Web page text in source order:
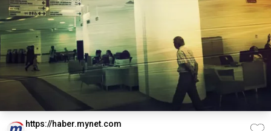
https://haber.mynet.com